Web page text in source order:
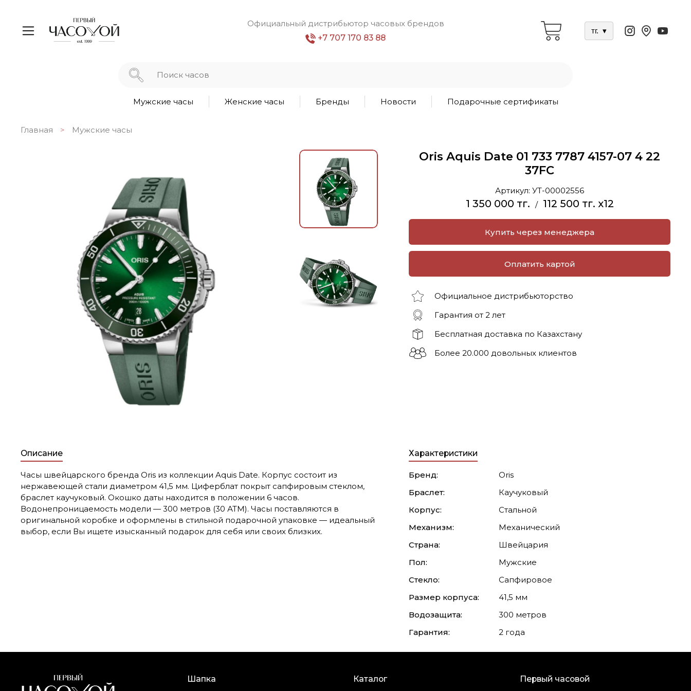
Официальный дистрибьютор часовых брендов
+7 707 170 83 88
тг. ▾
Мужские часы Женские часы Бренды Новости Подарочные сертификаты
Главная Мужские часы
Oris Aquis Date 01 733 7787 4157-07 4 22
37FC
Артикул:УТ-00002556
1 350 000 тг. / 112 500 тг. x12
Купить через менеджера
Оплатить картой
Официальное дистрибьюторство
Гарантия от 2 лет
Бесплатная доставка по Казахстану
Более 20.000 довольных клиентов
Описание
Часы швейцарского бренда Oris из коллекции Aquis Date. Корпус состоит из
нержавеющей стали диаметром 41,5 мм. Циферблат покрыт сапфировым стеклом,
браслет каучуковый. Окошко даты находится в положении 6 часов.
Водонепроницаемость модели — 300 метров (30 АТМ). Часы поставляются в
оригинальной коробке и оформлены в стильной подарочной упаковке — идеальный
выбор, если Вы ищете изысканный подарок для себя или своих близких.
Характеристики
Бренд:
Oris
Браслет:
Каучуковый
Корпус:
Стальной
Механизм:
Механический
Страна:
Швейцария
Пол:
Мужские
Стекло:
Сапфировое
Размер корпуса:
41,5 мм
Водозащита:
300 метров
Гарантия:
2 года
Шапка Каталог Первый часовой